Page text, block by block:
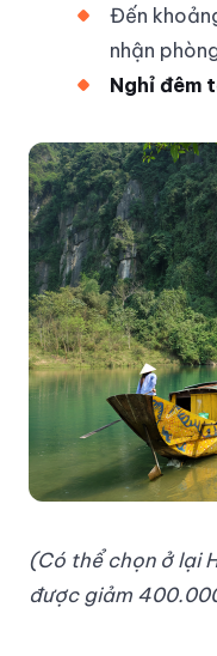
Đến
nhận
Nghỉ đêm
(Có thể chọn ở lại
được giảm